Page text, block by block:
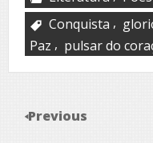
Conquista ,
Paz , pulsar do
Previous